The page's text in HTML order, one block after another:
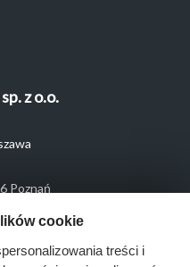
z o.o.
Poznań
cookie
treści i